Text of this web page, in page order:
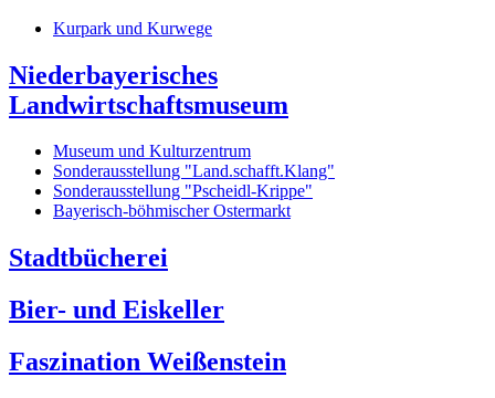
Kurpark und Kurwege
Niederbayerisches
Landwirtschaftsmuseum
Museum und Kulturzentrum
Sonderausstellung "Land.schafft.Klang"
Sonderausstellung "Pscheidl-Krippe"
Bayerisch-böhmischer Ostermarkt
Stadtbücherei
Bier- und Eiskeller
Faszination Weißenstein